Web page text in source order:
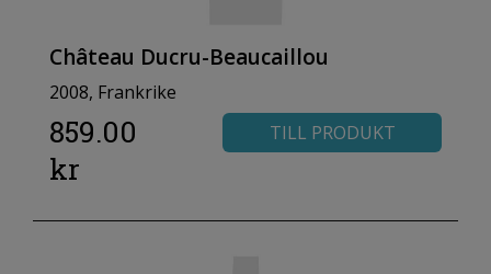
Château Ducru-Beaucaillou
2008, Frankrike
859.00
kr
TILL PRODUKT